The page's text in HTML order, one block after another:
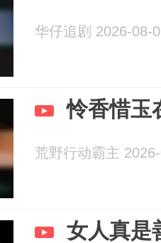
华仔追剧 2026-08-
怜香惜玉
荒野行动霸主
女人真是